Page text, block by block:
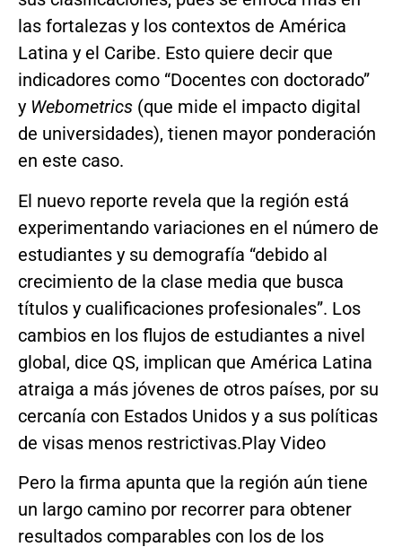
las fortalezas y los contextos de América
Latina y el Caribe. Esto quiere decir que
indicadores como “Docentes con doctorado”
y Webometrics (que mide el impacto digital
de universidades), tienen mayor ponderación
en este caso.
El nuevo reporte revela que la región está
experimentando variaciones en el número de
estudiantes y su demografía “debido al
crecimiento de la clase media que busca
títulos y cualificaciones profesionales”. Los
cambios en los flujos de estudiantes a nivel
global, dice QS, implican que América Latina
atraiga a más jóvenes de otros países, por su
cercanía con Estados Unidos y a sus políticas
de visas menos restrictivas.Play Video
Pero la firma apunta que la región aún tiene
un largo camino por recorrer para obtener
resultados comparables con los de los